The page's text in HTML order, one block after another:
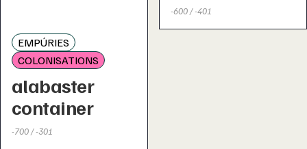
EMPÚRIES
COLONISATIONS
alabaster
container
-700 / -301
-600 / -401